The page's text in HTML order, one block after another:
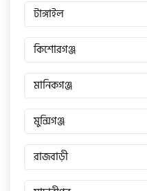
কাওয়াসাকি (Kawasaki)
এস ওয়াই এম (SYM)
এপ্রিলিয়া (Aprilia)
টাঙ্গাইল
কিশোরগঞ্জ
মানিকগঞ্জ
মুন্সিগঞ্জ
রাজবাড়ী